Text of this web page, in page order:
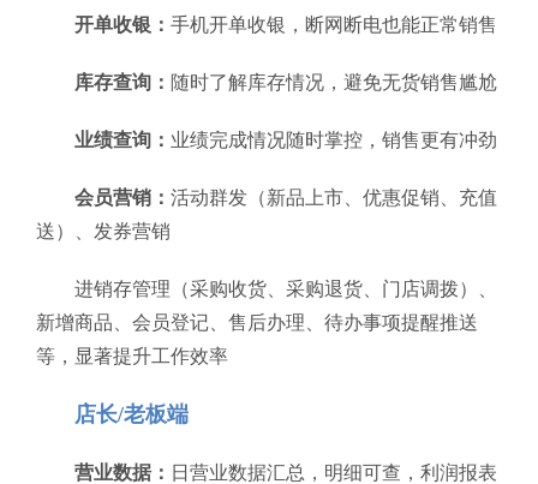
开单收银： 手机开单收银，断网断电也能正常销售
库存查询： 随时了解库存情况，避免无货销售尴尬
业绩查询： 业绩完成情况随时掌控，销售更有冲劲
会员营销： 活动群发（新品上市、优惠促销、充值
送）、发券营销
进销存管理（采购收货、采购退货、门店调拨）、
新增商品、会员登记、售后办理、待办事项提醒推送
等，显著提升工作效率
店长/老板端
营业数据： 日营业数据汇总，明细可查，利润报表